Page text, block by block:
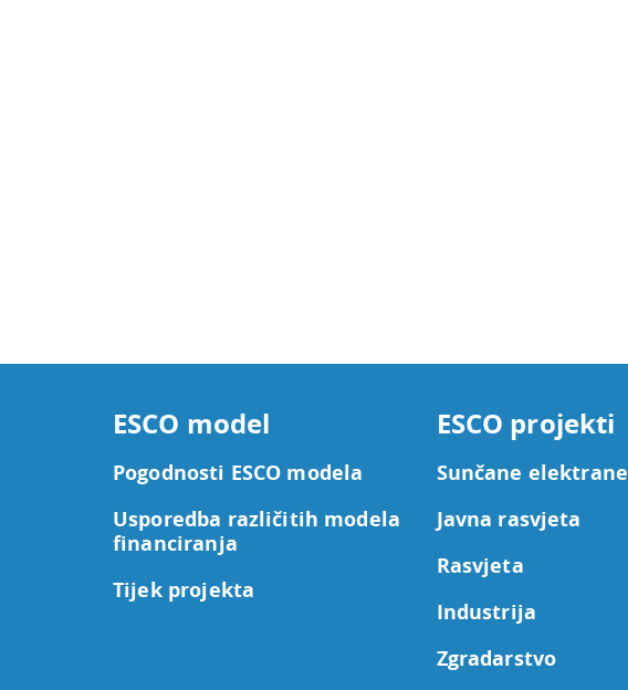
ESCO model
Pogodnosti ESCO modela
Usporedba različitih modela
financiranja
Tijek projekta
ESCO projekti
Sunčane elektrane
Javna rasvjeta
Rasvjeta
Industrija
Zgradarstvo